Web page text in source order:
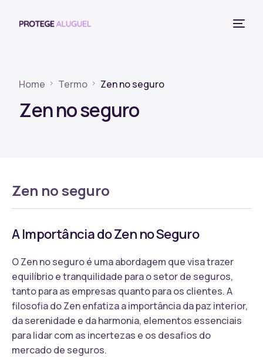
Home Termo Zen no seguro
Zen no seguro
Zen no seguro
A Importância do Zen no Seguro
O Zen no seguro é uma abordagem que visa trazer
equilíbrio e tranquilidade para o setor de seguros,
tanto para as empresas quanto para os clientes. A
filosofia do Zen enfatiza a importância da paz interior,
da serenidade e da harmonia, elementos essenciais
para lidar com as incertezas e os desafios do
mercado de seguros.